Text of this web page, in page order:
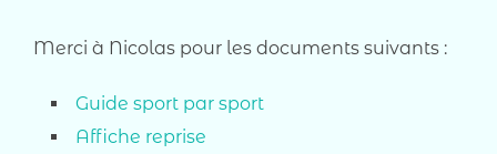
Merci à Nicolas pour les documents suivants :
Guide sport par sport
Affiche reprise